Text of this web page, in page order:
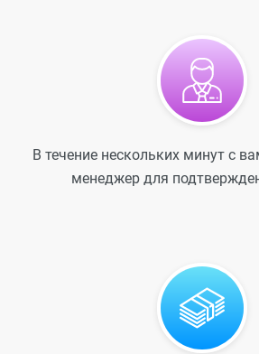
В течение нескольких минут с
менеджер для